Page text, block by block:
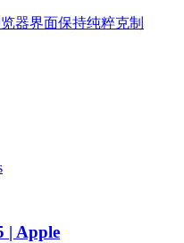
器界面保持纯粹克制
| Apple